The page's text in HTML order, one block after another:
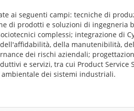
ai seguenti campi: tecniche di
di prodotti e soluzioni di ingegneria
complessi; integrazione di
della manutenibilità,
dei rischi aziendali;
e servizi, tra cui Product Service
dei sistemi industriali.